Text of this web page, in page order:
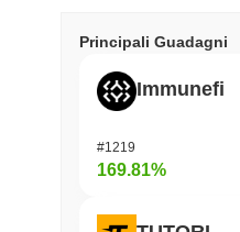
Principali Guadagni
Immunefi
#1219
169.81%